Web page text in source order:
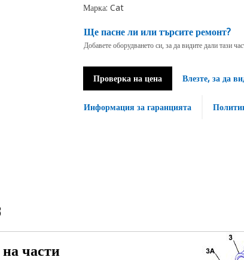
Марка: Cat
Ще пасне ли или търсите ремонт?
Добавете оборудването си, за да видите дали тази
Проверка на цена Влезте, за да
Информация за гаранцията
части